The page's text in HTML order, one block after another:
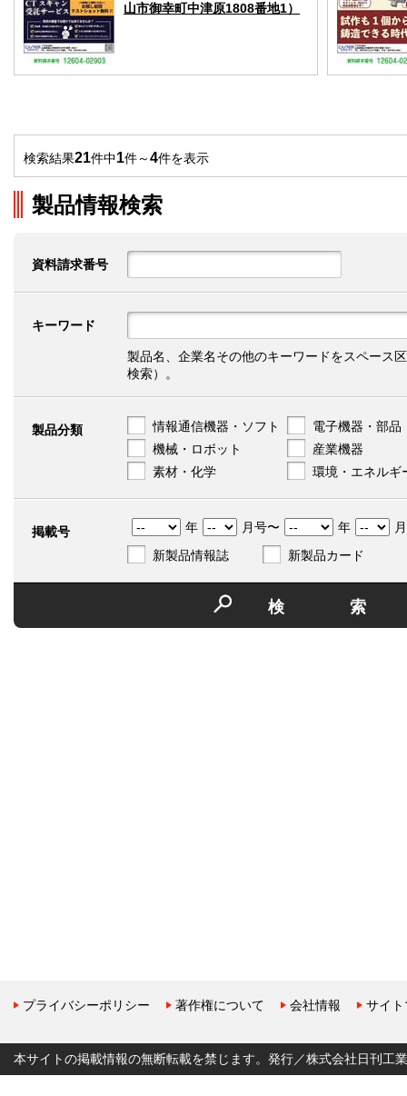
山市御幸町中津原1808番地1）
検索結果21件中1件～4件を表示
製品情報検索
資料請求番号
キーワード
製品名、企業名その他のキーワードをスペース
検索）。
製品分類 情報通信機器・ソフト
電子機器・部品
機械・ロボット
産業機器
素材・化学
環境・エネルギ
掲載号 年 月号〜 年
新製品情報誌
新製品カード
検
プライバシーポリシー 著作権について 会社情報 サイ
本サイトの掲載情報の無断転載を禁じます。発行／株式会社日刊